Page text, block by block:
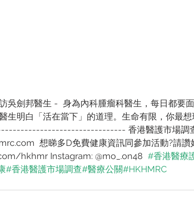
吳劍邦醫生 -  身為內科腫瘤科醫生，每日都要
生明白「活在當下」的道理。生命有限，你最
香港醫護市場調查
想睇多D免費健康資訊同參加活動?請讚
hkhmr Instagram: @mo_.on48 #香港醫療
#香港醫護市場調查#醫療公關#HKHMRC